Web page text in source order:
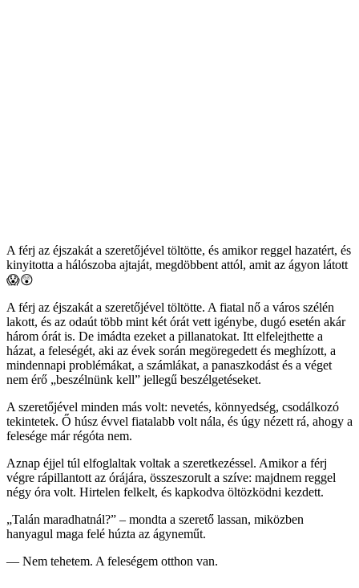
A férj az éjszakát a szeretőjével töltötte, és amikor reggel hazatért, és
kinyitotta a hálószoba ajtaját, megdöbbent attól, amit az ágyon látott
😱😲
A férj az éjszakát a szeretőjével töltötte. A fiatal nő a város szélén
lakott, és az odaút több mint két órát vett igénybe, dugó esetén akár
három órát is. De imádta ezeket a pillanatokat. Itt elfelejthette a
házat, a feleségét, aki az évek során megöregedett és meghízott, a
mindennapi problémákat, a számlákat, a panaszkodást és a véget
nem érő „beszélnünk kell” jellegű beszélgetéseket.
A szeretőjével minden más volt: nevetés, könnyedség, csodálkozó
tekintetek. Ő húsz évvel fiatalabb volt nála, és úgy nézett rá, ahogy a
felesége már régóta nem.
Aznap éjjel túl elfoglaltak voltak a szeretkezéssel. Amikor a férj
végre rápillantott az órájára, összeszorult a szíve: majdnem reggel
négy óra volt. Hirtelen felkelt, és kapkodva öltözködni kezdett.
„Talán maradhatnál?” – mondta a szerető lassan, miközben
hanyagul maga felé húzta az ágyneműt.
— Nem tehetem. A feleségem otthon van.